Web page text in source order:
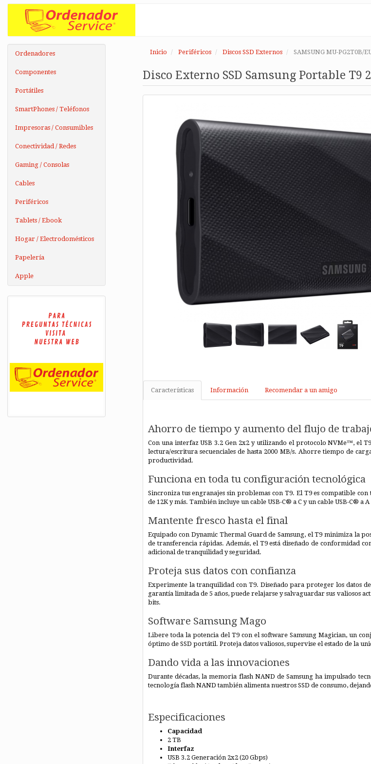
Ordenadores
Componentes
Portátiles
SmartPhones / Teléfonos
Impresoras / Consumibles
Conectividad / Redes
Gaming / Consolas
Cables
Periféricos
Tablets / Ebook
Hogar / Electrodomésticos
Papelería
Apple
Inicio Periféricos Discos SSD Externos SAMSUNG MU-PG2T0B/
Disco Externo SSD Samsung Portable T9
Características Información Recomendar a un amigo
Ahorro de tiempo y aumento del flujo de
Con una interfaz USB 3.2 Gen 2x2 y utilizando el protocolo NVMe™, el
lectura/escritura secuenciales de hasta 2000 MB/s. Ahorre tiempo de
productividad.
Funciona en toda tu configuración tecnológica
Sincroniza tus engranajes sin problemas con T9. El T9 es compatible
de 12K y más. También incluye un cable USB-C® a C y un cable USB-C® a
Mantente fresco hasta el final
Equipado con Dynamic Thermal Guard de Samsung, el T9 minimiza la
de transferencia rápidas. Además, el T9 está diseñado de conformidad
adicional de tranquilidad y seguridad.
Proteja sus datos con confianza
Experimente la tranquilidad con T9. Diseñado para proteger los datos
garantía limitada de 5 años, puede relajarse y salvaguardar sus valiosos
bits.
Software Samsung Mago
Libere toda la potencia del T9 con el software Samsung Magician, un
óptimo de SSD portátil. Proteja datos valiosos, supervise el estado de la
Dando vida a las innovaciones
Durante décadas, la memoria flash NAND de Samsung ha impulsado
tecnología flash NAND también alimenta nuestros SSD de consumo,
Especificaciones
Capacidad
2 TB
Interfaz
USB 3.2 Generación 2x2 (20 Gbps)